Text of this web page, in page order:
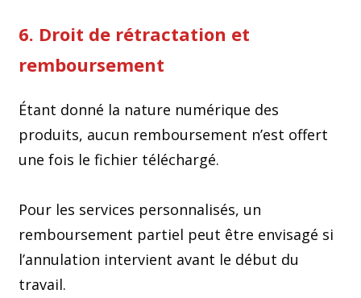
6. Droit de rétractation et
remboursement
Étant donné la nature numérique des
produits, aucun remboursement n’est offert
une fois le fichier téléchargé.
Pour les services personnalisés, un
remboursement partiel peut être envisagé si
l’annulation intervient avant le début du
travail.